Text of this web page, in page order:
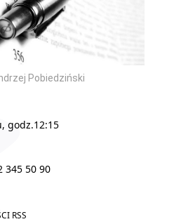
Pobiedziński
godz.12:15
345 50 90
RSS